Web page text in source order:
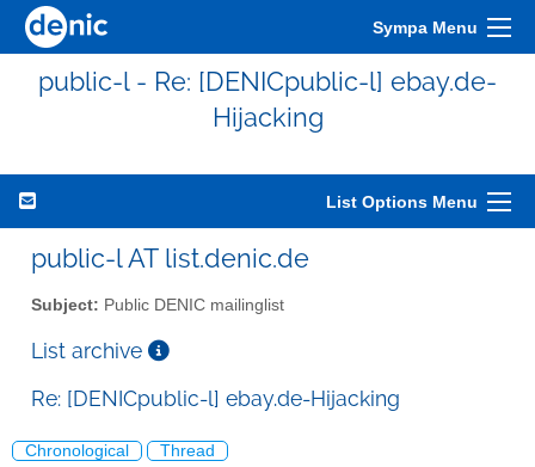
Sympa Menu
public-l - Re: [DENICpublic-l] ebay.de-
Hijacking
List Options Menu
public-l AT list.denic.de
Subject: Public DENIC mailinglist
List archive
Re: [DENICpublic-l] ebay.de-Hijacking
Chronological Thread